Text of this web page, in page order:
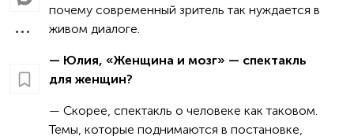
почему современный зритель так нуждается в
живом диалоге.
— Юлия, «Женщина и мозг» — спектакль
для женщин?
— Скорее, спектакль о человеке как таковом.
Темы, которые поднимаются в постановке,